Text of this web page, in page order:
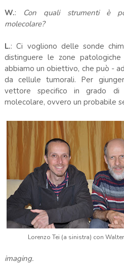
W.: Con quali strumenti è
molecolare?
L.: Ci vogliono delle sonde
distinguere le zone
abbiamo un obiettivo, che può -
da cellule tumorali. Per
vettore specifico in grado di
molecolare, ovvero un probabile
Lorenzo Tei (a sinistra) con
imaging.